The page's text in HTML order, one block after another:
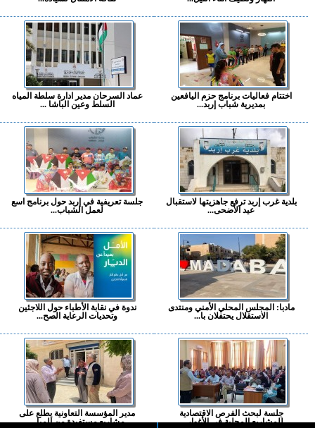
اختتام فعاليات برنامج حزم اليافعين
بمديرية شباب إربد...
عماد السرحان مدير ادارة سلطة المياه
السلط وعين الباشا ...
بلدية غرب إربد ترفع جاهزيتها لاستقبال
عيد الأضحى...
جلسة تعريفية في إربد حول برنامج اسع
لعمل الشباب...
مادبا: المجلس المحلي الأمني ومنتدى
الاستقلال يحتفلان با...
ندوة في نقابة الأطباء حول اللاجئين
وتحديات الرعاية الصح...
جلسة لبحث الفرص الاقتصادية
للمشاريع المحلية في الأغوار ...
مدير المؤسسة التعاونية يطلع على
مشاريع مستفيدة من المبا...